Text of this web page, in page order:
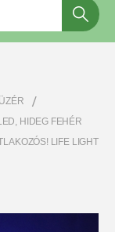
HIDEG FEHÉR
LIFE LIGHT